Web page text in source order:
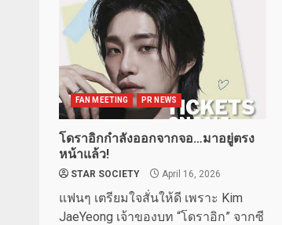
FAN MEETING PR NEWS
โดราอิกกำลังออกจากจอ…มาอยู่ตรง
หน้าแล้ว!
STAR SOCIETY April 16, 2026
แฟนๆ เตรียมใจสั่นให้ดี เพราะ Kim
JaeYeong เจ้าของบท “โดราอิก” จากซี